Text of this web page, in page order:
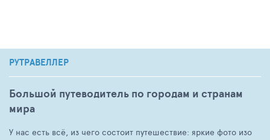
РУТРАВЕЛЛЕР
Большой путеводитель по городам и странам
мира
У нас есть всё, из чего состоит путешествие: яркие фото изо